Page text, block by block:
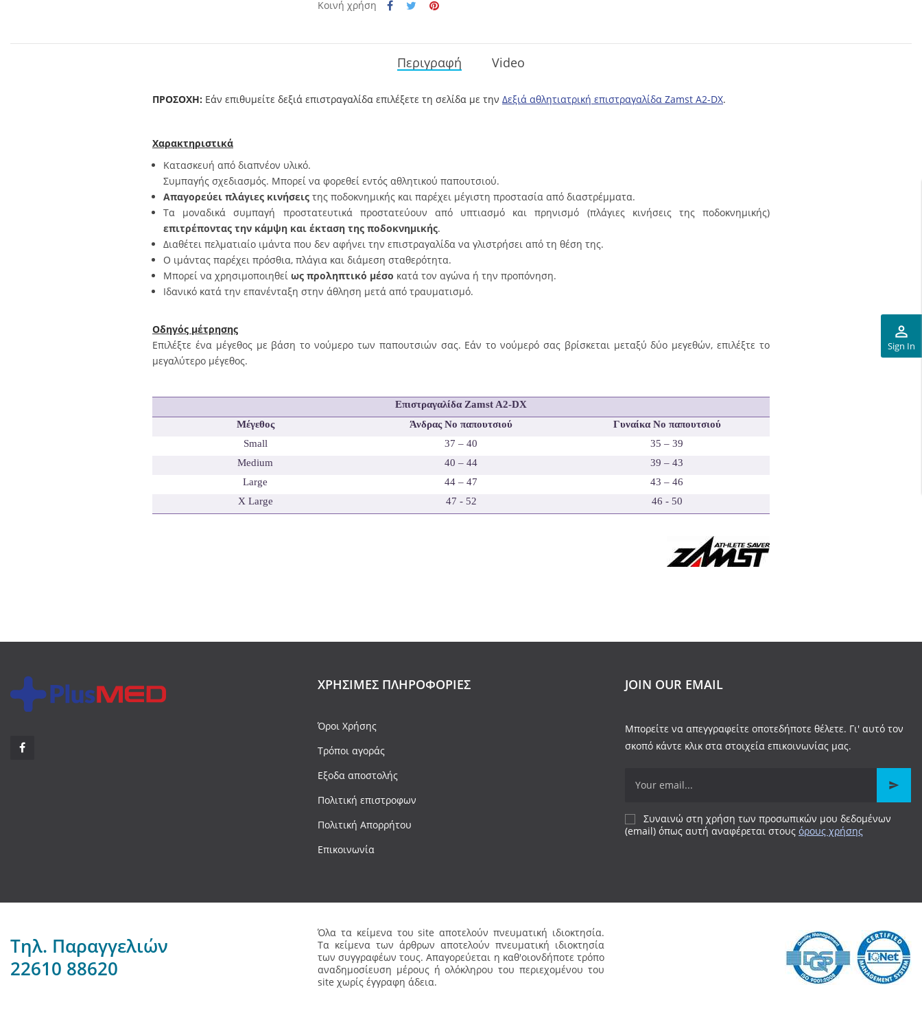
perm_identity
Sign In
Κοινή χρήση
Περιγραφή Video
ΠΡΟΣΟΧΗ: Εάν επιθυμείτε δεξιά επιστραγαλίδα επιλέξετε τη σελίδα με την Δεξιά αθλητιατρική επιστραγαλίδα Zamst A2-DX.
Χαρακτηριστικά
Κατασκευή από διαπνέον υλικό.
Συμπαγής σχεδιασμός. Μπορεί να φορεθεί εντός αθλητικού παπουτσιού.
Απαγορεύει πλάγιες κινήσεις της ποδοκνημικής και παρέχει μέγιστη προστασία από διαστρέμματα.
Τα μοναδικά συμπαγή προστατευτικά προστατεύουν από υπτιασμό και πρηνισμό (πλάγιες κινήσεις της ποδοκνημικής)
επιτρέποντας την κάμψη και έκταση της ποδοκνημικής.
Διαθέτει πελματιαίο ιμάντα που δεν αφήνει την επιστραγαλίδα να γλιστρήσει από τη θέση της.
Ο ιμάντας παρέχει πρόσθια, πλάγια και διάμεση σταθερότητα.
Μπορεί να χρησιμοποιηθεί ως προληπτικό μέσο κατά τον αγώνα ή την προπόνηση.
Ιδανικό κατά την επανένταξη στην άθληση μετά από τραυματισμό.
Οδηγός μέτρησης
Επιλέξτε ένα μέγεθος με βάση το νούμερο των παπουτσιών σας. Εάν το νούμερό σας βρίσκεται μεταξύ δύο μεγεθών, επιλέξτε το
μεγαλύτερο μέγεθος.
Επιστραγαλίδα Zamst A2-DX
Μέγεθος
Άνδρας No παπουτσιού
Γυναίκα No παπουτσιού
Small
37 – 40
35 – 39
Medium
40 – 44
39 – 43
Large
44 – 47
43 – 46
X Large
47 - 52 46 - 50
ΧΡΉΣΙΜΕΣ ΠΛΗΡΟΦΟΡΊΕΣ
Όροι Χρήσης
Τρόποι αγοράς
Εξοδα αποστολής
Πολιτική επιστροφων
Πολιτική Απορρήτου
Επικοινωνία
JOIN OUR EMAIL
Μπορείτε να απεγγραφείτε οποτεδήποτε θέλετε. Γι' αυτό τον
σκοπό κάντε κλικ στα στοιχεία επικοινωνίας μας.
Συναινώ στη χρήση των προσωπικών μου δεδομένων
(email) όπως αυτή αναφέρεται στους όρους χρήσης
Τηλ. Παραγγελιών
22610 88620
Όλα τα κείμενα του site αποτελούν πνευματική ιδιοκτησία.
Τα κείμενα των άρθρων αποτελούν πνευματική ιδιοκτησία
των συγγραφέων τους. Απαγορεύεται η καθ'οιονδήποτε τρόπο
αναδημοσίευση μέρους ή ολόκληρου του περιεχομένου του
site χωρίς έγγραφη άδεια.